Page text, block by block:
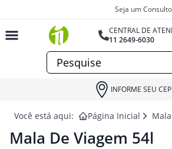
Seja um
CENTRAL DE
11 2649-6030
INFORME SEU CEP
Você está aqui: Página Inicial
Mala De Viagem 54l